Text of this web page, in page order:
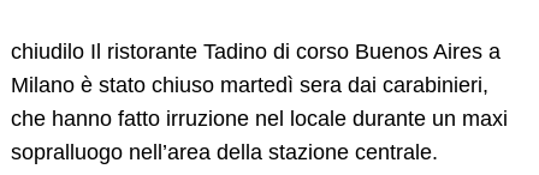
chiudilo Il ristorante Tadino di corso Buenos Aires a
Milano è stato chiuso martedì sera dai carabinieri,
che hanno fatto irruzione nel locale durante un maxi
sopralluogo nell’area della stazione centrale.